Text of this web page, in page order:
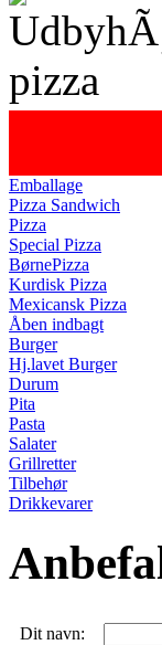
Emballage
Pizza Sandwich
Pizza
Special Pizza
BørnePizza
Kurdisk Pizza
Mexicansk Pizza
Åben indbagt
Burger
Hj.lavet Burger
Durum
Pita
Pasta
Salater
Grillretter
Tilbehør
Drikkevarer
Dit navn: